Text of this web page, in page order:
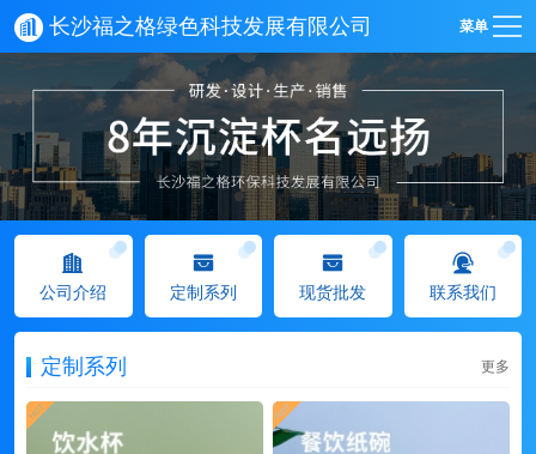
长沙福之格绿色科技发展有限公司 菜单
公司介绍 定制系列 现货批发 联系我们
定制系列 更多